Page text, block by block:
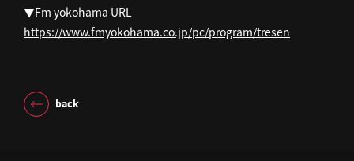
▼Fm yokohama URL
https://www.fmyokohama.co.jp/pc/program/tresen
back